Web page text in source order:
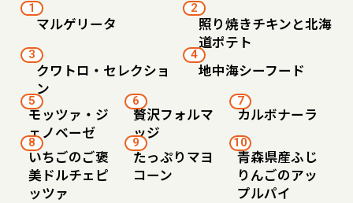
1
マルゲリータ
2
照り焼きチキンと北海
道ポテト
3
クワトロ・セレクショ
ン
4
地中海シーフード
5
モッツァ・ジ
ェノベーゼ
6
贅沢フォルマ
ッジ
7
カルボナーラ
8
いちごのご褒
美ドルチェピ
ッツァ
9
たっぷりマヨ
コーン
10
青森県産ふじ
りんごのアッ
プルパイ